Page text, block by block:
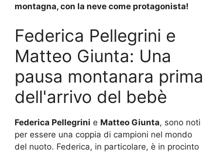
montagna, con la neve come protagonista!
Federica Pellegrini e
Matteo Giunta: Una
pausa montanara prima
dell'arrivo del bebè
Federica Pellegrini e Matteo Giunta, sono noti
per essere una coppia di campioni nel mondo
del nuoto. Federica, in particolare, è in procinto